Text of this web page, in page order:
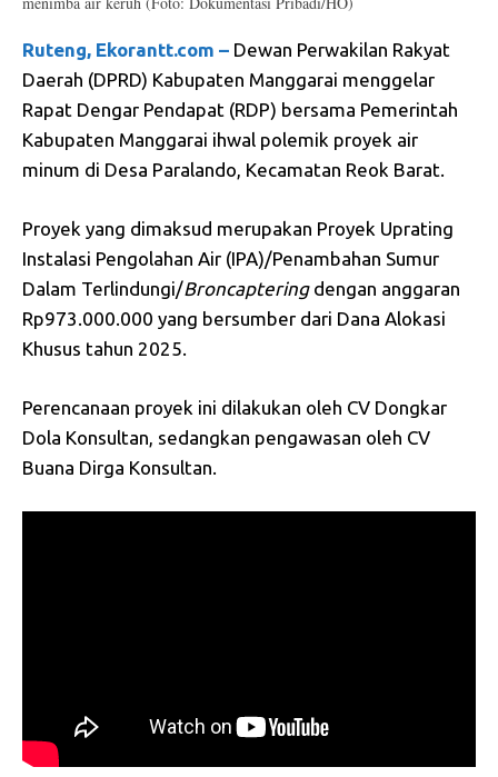
Ruteng, Ekorantt.com – Dewan Perwakilan Rakyat
Daerah (DPRD) Kabupaten Manggarai menggelar
Rapat Dengar Pendapat (RDP) bersama Pemerintah
Kabupaten Manggarai ihwal polemik proyek air
minum di Desa Paralando, Kecamatan Reok Barat.
Proyek yang dimaksud merupakan Proyek Uprating
Instalasi Pengolahan Air (IPA)/Penambahan Sumur
Dalam Terlindungi/Broncapteringdengan anggaran
Rp973.000.000 yang bersumber dari Dana Alokasi
Khusus tahun 2025.
Perencanaan proyek ini dilakukan oleh CV Dongkar
Dola Konsultan, sedangkan pengawasan oleh CV
Buana Dirga Konsultan.